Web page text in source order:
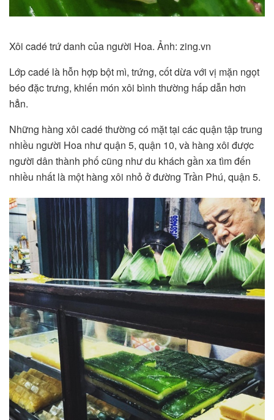
Xôi cadé trứ danh của người Hoa. Ảnh: zing.vn
Lớp cadé là hỗn hợp bột mì, trứng, cốt dừa với vị mặn ngọt
béo đặc trưng, khiến món xôi bình thường hấp dẫn hơn
hẳn.
Những hàng xôi cadé thường có mặt tại các quận tập trung
nhiều người Hoa như quận 5, quận 10, và hàng xôi được
người dân thành phố cũng như du khách gần xa tìm đến
nhiều nhất là một hàng xôi nhỏ ở đường Trần Phú, quận 5.